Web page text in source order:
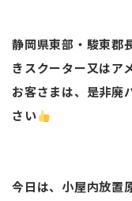
静岡県東部・駿東郡
きスクーター又はア
お客さまは、是非廃
さい
今日は、小屋内放置